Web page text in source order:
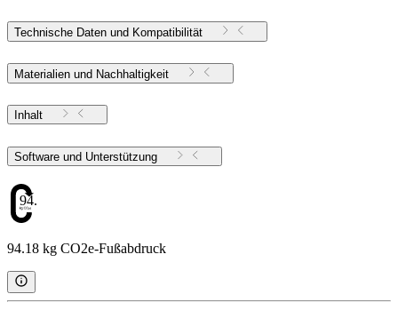
Technische Daten und Kompatibilität
Materialien und Nachhaltigkeit
Inhalt
Software und Unterstützung
94.18
94.18 kg CO2e-Fußabdruck